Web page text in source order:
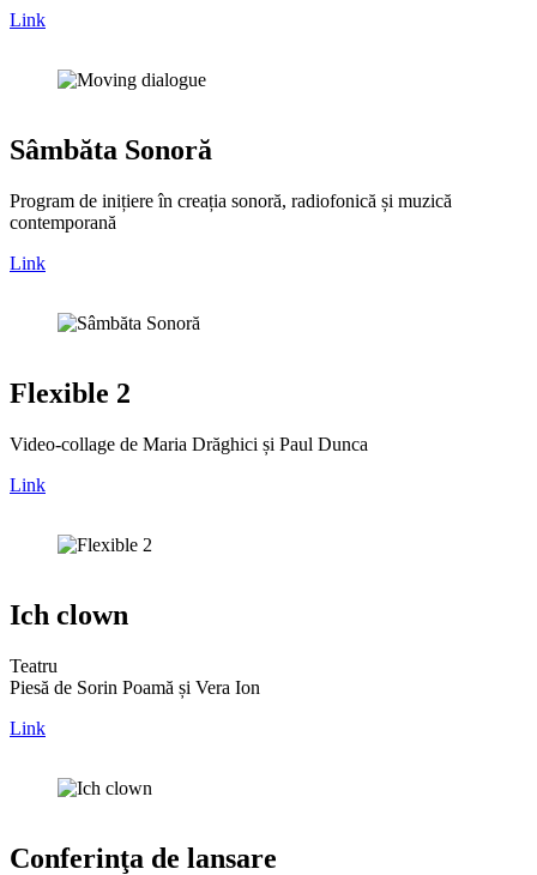
Link
Sâmbăta Sonoră
Program de inițiere în creația sonoră, radiofonică și muzică
contemporană
Link
Flexible 2
Video-collage de Maria Drăghici și Paul Dunca
Link
Ich clown
Teatru
Piesă de Sorin Poamă și Vera Ion
Link
Conferinţa de lansare